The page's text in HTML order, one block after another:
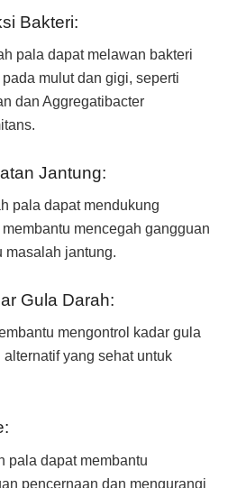
Bakteri:
pala dapat melawan bakteri
mulut dan gigi, seperti
dan Aggregatibacter
Jantung:
pala dapat mendukung
mencegah gangguan
masalah jantung.
Gula Darah:
mengontrol kadar gula
yang sehat untuk
pala dapat membantu
pencernaan dan mengurangi